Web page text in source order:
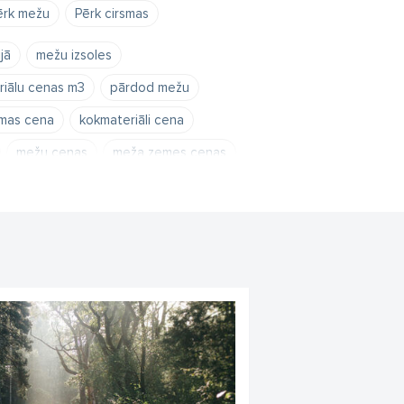
mežu Pērk cirsmas
mežu izsoles
cenas m3
pārdod mežu
cena
kokmateriāli cena
mežu cenas
meža zemes cenas
uzņēmumi latvijā
cirsmas cenas
e - izsole
pārdod mežu
meža pirkšana